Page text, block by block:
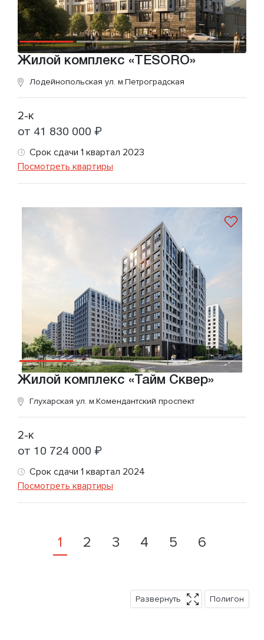
Жилой комплекс «TESORO»
Лодейнопольская ул. м.Петроградская
2-к
от 41 830 000 ₽
Срок сдачи 1 квартал 2023
Посмотреть квартиры
Жилой комплекс «Тайм Сквер»
Глухарская ул. м.Комендантский проспект
2-к
от 10 724 000 ₽
Срок сдачи 1 квартал 2024
Посмотреть квартиры
1 2 3 4 5 6
Развернуть Полигон